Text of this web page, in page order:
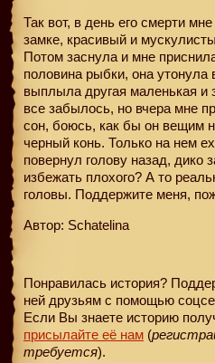
Так вот, в день его смерти мне
замке, красивый и
Потом заснула и мне
половина рыбки, она утонула
выплыла другая маленькая и
все забылось, но вчера мне
сон, боюсь, как бы он вещим
черный конь. Только на нем
повернул голову назад, дико
избежать плохого? А то
головы. Поддержите меня,
Автор: Schatelina
Понравилась история?
ней друзьям с помощью
Если Вы знаете историю
присылайте её нам (
требуется).